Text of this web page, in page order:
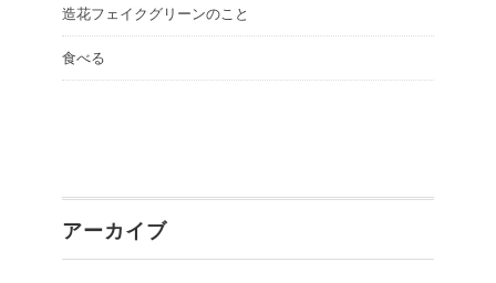
造花フェイクグリーンのこと
食べる
アーカイブ